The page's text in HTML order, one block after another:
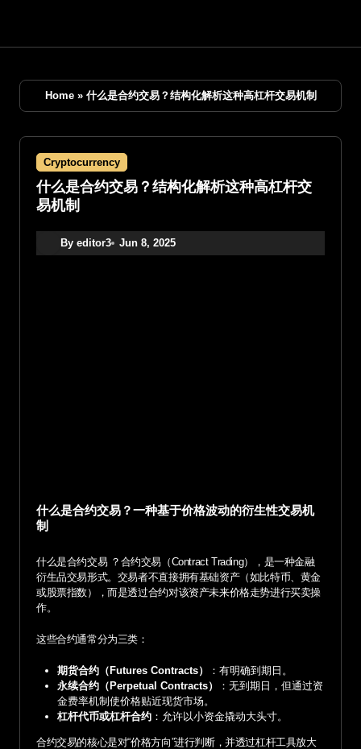
Home» 什么是合约交易？结构化解析这种高杠杆交易机制
Cryptocurrency
什么是合约交易？结构化解析这种高杠杆交
易机制
By editor3 Jun 8, 2025
什么是合约交易？一种基于价格波动的衍生性交易机
制
什么是合约交易 ？合约交易（Contract Trading），是一种金融
衍生品交易形式。交易者不直接拥有基础资产（如比特币、黄金
或股票指数），而是透过合约对该资产未来价格走势进行买卖操
作。
这些合约通常分为三类：
期货合约（Futures Contracts）
：有明确到期日。
永续合约（Perpetual Contracts）
：无到期日，但通过资
金费率机制使价格贴近现货市场。
杠杆代币或杠杆合约：允许以小资金撬动大头寸。
合约交易的核心是对“价格方向”进行判断，并透过杠杆工具放大